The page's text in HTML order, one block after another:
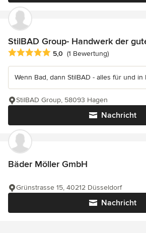
StilBAD Group- Handwerk der
Durchschnittliche Bewertung: 5 von 5
5,0 (1 Bewertung)
Wenn Bad, dann StilBAD - alles für und in
Nachricht
StilBAD Group, 58093 Hagen
Bäder Möller GmbH
Nachricht
Grünstrasse 15, 40212 Düsseldorf